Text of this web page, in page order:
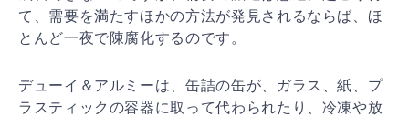
て、需要を満たすほかの方法が発見されるならば、ほ
とんど一夜で陳腐化するのです。
デューイ＆アルミーは、缶詰の缶が、ガラス、紙、プ
ラス ティックの容器に取って代わられたり、冷凍や放